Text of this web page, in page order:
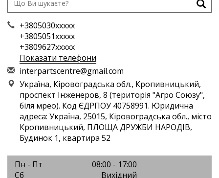
+3805030xxxxx
+3805051xxxxx
+3809627xxxxx
Показати телефони
interpartscentre@gmail.com
Україна, Кіровоградська обл., Кропивницький,
проспект Інженеров, 8 (територія "Агро Союзу",
біля мрео). Код ЄДРПОУ 40758991. Юридична
адреса: Україна, 25015, Кіровоградська обл., місто
Кропивницький, ПЛОЩА ДРУЖБИ НАРОДІВ,
Будинок 1, квартира 52
Пн - Пт
08:00 - 17:00
Сб
Вихідний